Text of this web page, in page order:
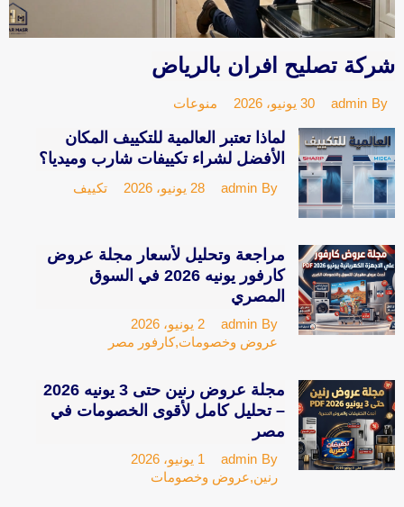
شركة تصليح افران بالرياض
By
admin 30 يونيو، 2026 منوعات
لماذا تعتبر العالمية للتكييف المكان
الأفضل لشراء تكييفات شارب وميديا؟
By
admin 28 يونيو، 2026 تكييف
مراجعة وتحليل لأسعار مجلة عروض
كارفور يونيه 2026 في السوق
المصري
By
admin
2 يونيو، 2026
عروض وخصومات,كارفور مصر
مجلة عروض رنين حتى 3 يونيه 2026
– تحليل كامل لأقوى الخصومات في
مصر
By
admin
1 يونيو، 2026
رنين,عروض وخصومات